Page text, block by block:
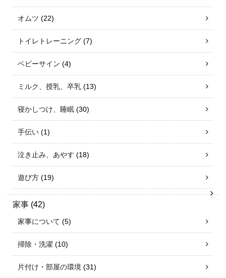
オムツ (22)
トイレトレーニング (7)
ベビーサイン (4)
ミルク、授乳、卒乳 (13)
寝かしつけ、睡眠 (30)
手伝い (1)
泣き止み、あやす (18)
遊び方 (19)
家事 (42)
家事について (5)
掃除・洗濯 (10)
片付け・部屋の環境 (31)